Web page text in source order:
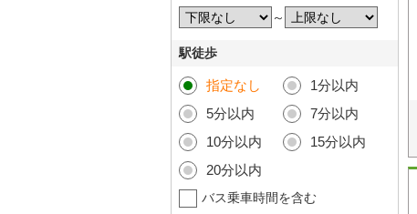
～
駅徒歩
指定なし
1分以内
5分以内
7分以内
10分以内
15分以内
20分以内
バス乗車時間を含む